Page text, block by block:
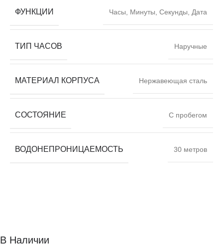
ФУНКЦИИ Часы, Минуты, Секунды, Дата
ТИП ЧАСОВ Наручные
МАТЕРИАЛ КОРПУСА Нержавеющая сталь
СОСТОЯНИЕ С пробегом
ВОДОНЕПРОНИЦАЕМОСТЬ 30 метров
В Наличии